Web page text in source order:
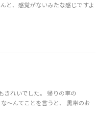
と、感覚がないみたな感じですよ
きれいでした。 帰りの車の
～んてことを言うと、 黒帯のお